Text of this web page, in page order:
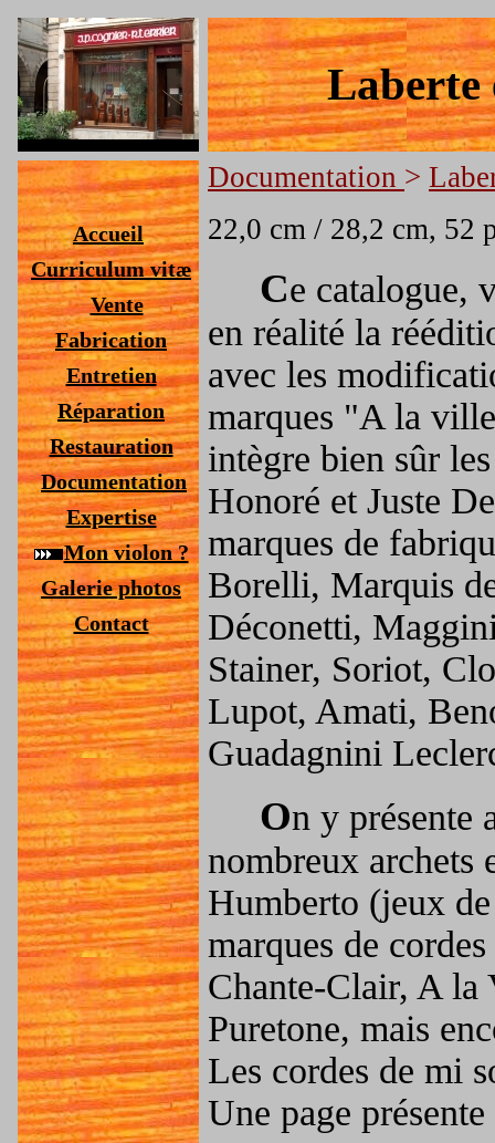
Laberte
Accueil
Curriculum vitæ
Vente
Fabrication
Entretien
Réparation
Restauration
Documentation
Expertise
Mon violon ?
Galerie photos
Contact
Documentation >
22,0 cm / 28,2 cm, 52
Ce catalogue,
en réalité la
avec les
marques "A la
intègre bien sûr
Honoré et Juste
marques de
Borelli, Marquis
Déconetti,
Stainer, Soriot,
Lupot, Amati,
Guadagnini
On y présente
nombreux archets
Humberto (jeux
marques de
Chante-Clair, A
Puretone, mais
Les cordes de mi
Une page